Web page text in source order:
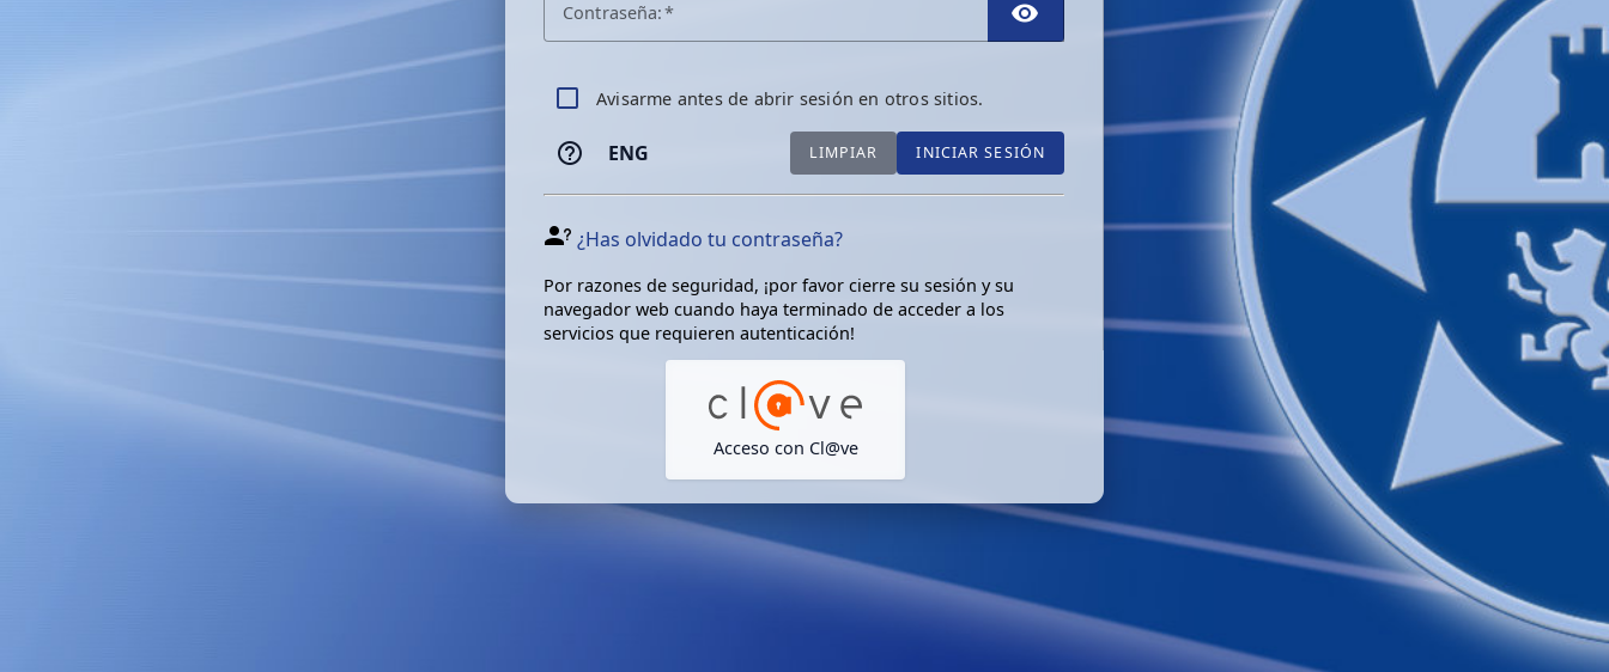
Contraseña: TOGGLE PASSWORD
Avisarme antes de abrir sesión en otros sitios.
ENG LIMPIAR INICIAR SESIÓN
¿Has olvidado tu contraseña?
Por razones de seguridad, ¡por favor cierre su sesión y su
navegador web cuando haya terminado de acceder a los
servicios que requieren autenticación!